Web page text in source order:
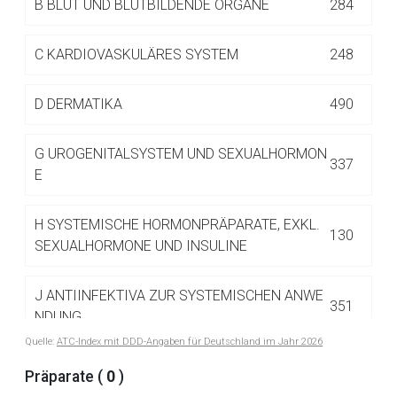
B BLUT UND BLUTBILDENDE ORGANE 284
C KARDIOVASKULÄRES SYSTEM 248
D DERMATIKA 490
G UROGENITALSYSTEM UND SEXUALHORMON
E
337
H SYSTEMISCHE HORMONPRÄPARATE, EXKL.
SEXUALHORMONE UND INSULINE
130
J ANTIINFEKTIVA ZUR SYSTEMISCHEN ANWE
NDUNG
351
ANTINEOPLASTISCHE UND IMMUNMODULIE
RENDE MITTEL
Quelle: ATC-Index mit DDD-Angaben für Deutschland im Jahr 2026
Präparate ( 0 )
Zur Seite